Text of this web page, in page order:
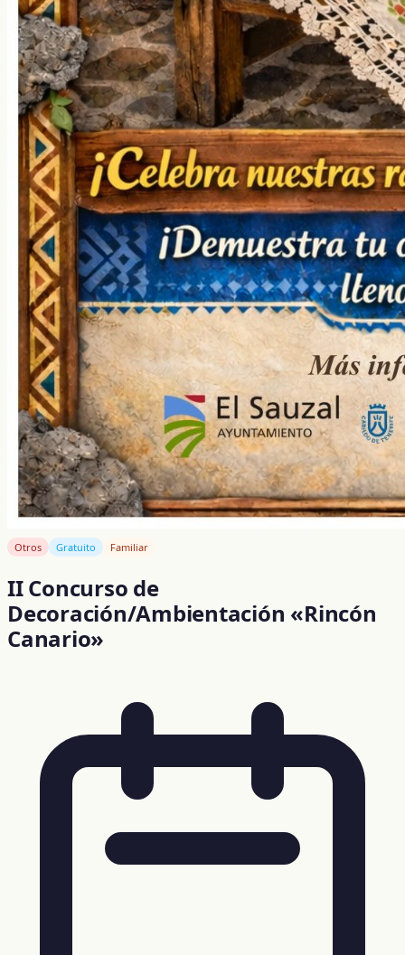
Otros Gratuito Familiar
II Concurso de
Decoración/Ambientación «Rincón
Canario»